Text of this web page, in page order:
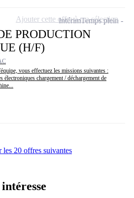
PRODUCTION
(H/F)
vous effectuez les missions suivantes :
électroniques chargement / déchargement de
IntérimTemps plein
Ajouter cette offre à ma sélection
20 offres suivantes